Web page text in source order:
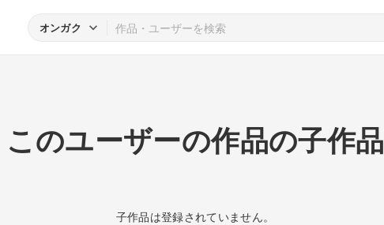
オンガク
このユーザーの作品の子作品
子作品は登録されていません。